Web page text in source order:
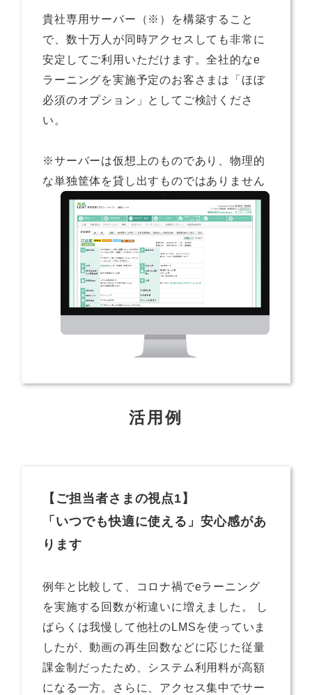
貴社専用サーバー（※）を構築すること
で、数十万人が同時アクセスしても非常に
安定してご利用いただけます。全社的なe
ラーニングを実施予定のお客さまは「ほぼ
必須のオプション」としてご検討くださ
い。
※サーバーは仮想上のものであり、物理的
な単独筐体を貸し出すものではありません
活用例
【ご担当者さまの視点1】
「いつでも快適に使える」安心感があ
ります
例年と比較して、コロナ禍でeラーニング
を実施する回数が桁違いに増えました。 し
ばらくは我慢して他社のLMSを使っていま
したが、動画の再生回数などに応じた従量
課金制だったため、システム利用料が高額
になる一方。さらに、アクセス集中でサー